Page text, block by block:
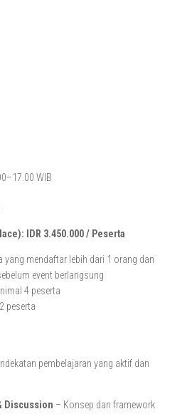
WIB
IDR 3.450.000 / Peserta
yang mendaftar lebih dari 1 orang dan
event berlangsung
4 peserta
peserta
pembelajaran yang aktif dan
Discussion – Konsep dan framework